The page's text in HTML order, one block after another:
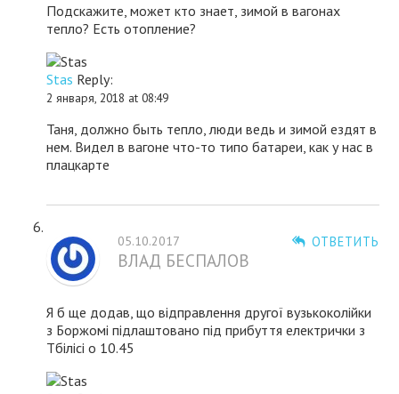
Подскажите, может кто знает, зимой в вагонах
тепло? Есть отопление?
Stas Reply:
2 января, 2018 at 08:49
Таня, должно быть тепло, люди ведь и зимой ездят в
нем. Видел в вагоне что-то типо батареи, как у нас в
плацкарте
ОТВЕТИТЬ
05.10.2017
ВЛАД БЕСПАЛОВ
Я б ще додав, що відправлення другої вузькоколійки
з Боржомі підлаштовано під прибуття електрички з
Тбілісі о 10.45